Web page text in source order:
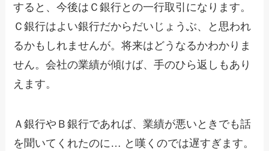
すると、今後はＣ銀行との一行取引になります。
Ｃ銀行はよい銀行だからだいじょうぶ、と思われ
るかもしれませんが。将来はどうなるかわかりま
せん。会社の業績が傾けば、手のひら返しもあり
えます。
Ａ銀行やＢ銀行であれば、業績が悪いときでも話
を聞いてくれたのに… と嘆くのでは遅すぎます。